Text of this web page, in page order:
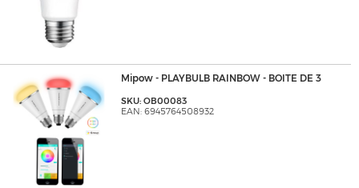
Mipow - PLAYBULB RAINBOW - BOITE DE 3
SKU: OB00083
EAN: 6945764508932